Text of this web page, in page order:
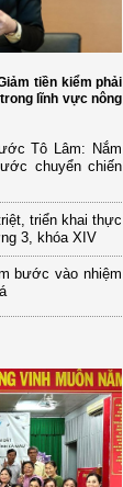
tiền kiểm phải
lĩnh vực nông
Tô Lâm: Nắm
chuyển chiến
triển khai thực
3, khóa XIV
bước vào nhiệm